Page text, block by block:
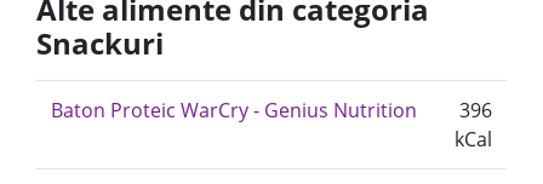
Alte alimente din categoria
Snackuri
Baton Proteic WarCry - Genius Nutrition
396
kCal